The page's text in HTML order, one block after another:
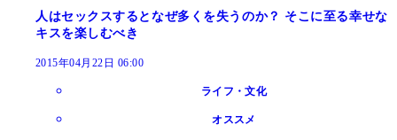
人はセックスするとなぜ多くを失うのか？ そこに至る幸せな
キスを楽しむべき
2015年04月22日 06:00
ライフ・文化
オススメ